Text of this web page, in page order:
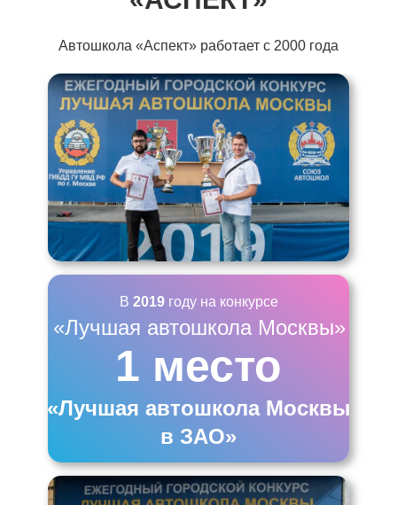
Автошкола «Аспект» работает с 2000 года
В 2019году на конкурсе
«Лучшая автошкола Москвы»
«Лучшая автошкола Москвы
в ЗАО»
1 место